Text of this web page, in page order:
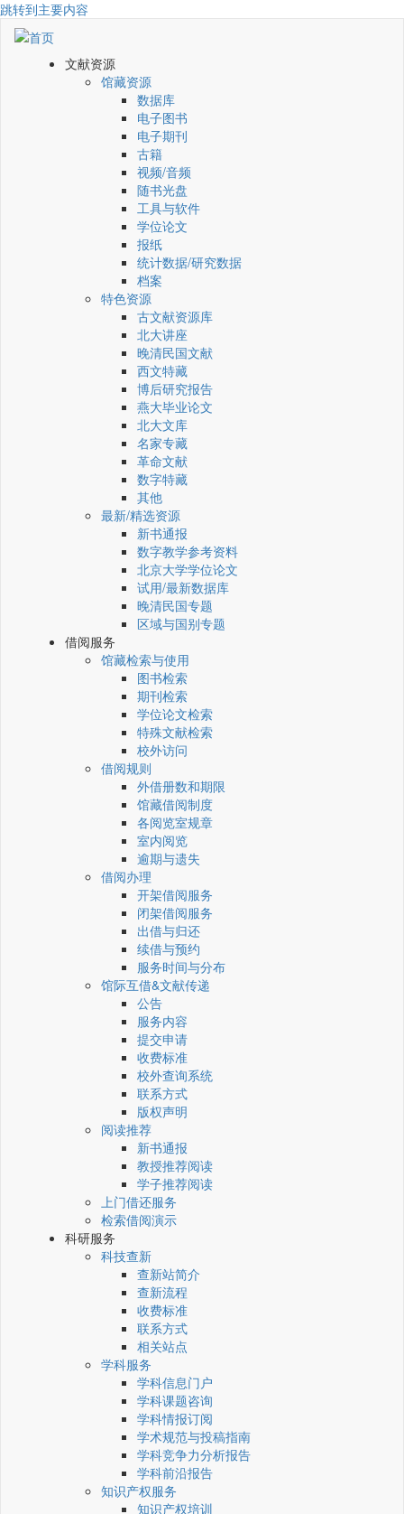
跳转到主要内容
文献资源
馆藏资源
数据库
电子图书
电子期刊
古籍
视频/音频
随书光盘
工具与软件
学位论文
报纸
统计数据/研究数据
档案
特色资源
古文献资源库
北大讲座
晚清民国文献
西文特藏
博后研究报告
燕大毕业论文
北大文库
名家专藏
革命文献
数字特藏
其他
最新/精选资源
新书通报
数字教学参考资料
北京大学学位论文
试用/最新数据库
晚清民国专题
区域与国别专题
借阅服务
馆藏检索与使用
图书检索
期刊检索
学位论文检索
特殊文献检索
校外访问
借阅规则
外借册数和期限
馆藏借阅制度
各阅览室规章
室内阅览
逾期与遗失
借阅办理
开架借阅服务
闭架借阅服务
出借与归还
续借与预约
服务时间与分布
馆际互借&文献传递
公告
服务内容
提交申请
收费标准
校外查询系统
联系方式
版权声明
阅读推荐
新书通报
教授推荐阅读
学子推荐阅读
上门借还服务
检索借阅演示
科研服务
科技查新
查新站简介
查新流程
收费标准
联系方式
相关站点
学科服务
学科信息门户
学科课题咨询
学科情报订阅
学术规范与投稿指南
学科竞争力分析报告
学科前沿报告
知识产权服务
知识产权培训